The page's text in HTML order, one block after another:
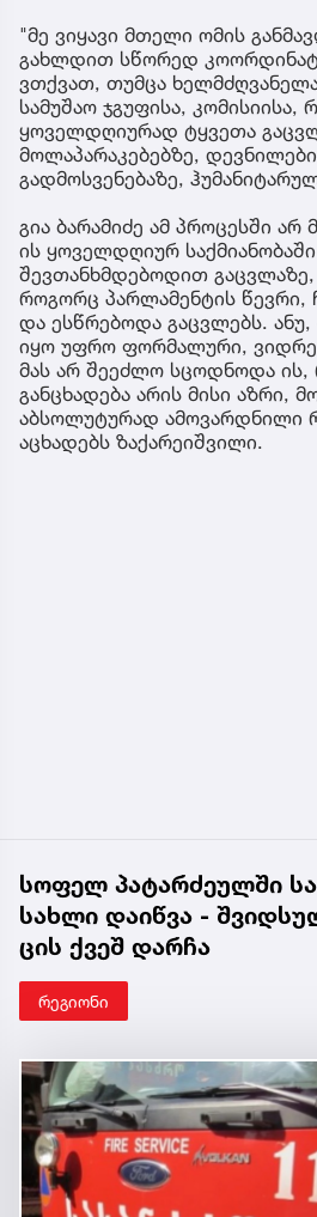
"მე ვიყავი მთელი ომის
გახლდით სწორედ
ვთქვათ, თუმცა
სამუშაო ჯგუფისა,
ყოველდღიურად ტყვეთა
მოლაპარაკებებზე,
გადმოსვენებაზე,
გია ბარამიძე ამ პროცესში არ
ის ყოველდღიურ
შევთანხმდებოდით გაცვლაზე,
როგორც პარლამენტის წევრი,
და ესწრებოდა გაცვლებს.
იყო უფრო ფორმალური,
მას არ შეეძლო სცოდნოდა ის,
განცხადება არის მისი აზრი,
აბსოლუტურად ამოვარდნილი
აცხადებს ზაქარეიშვილი.
სოფელ პატარძეულში
სახლი დაიწვა -
ცის ქვეშ დარჩა
რეგიონი